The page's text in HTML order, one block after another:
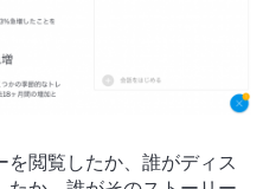
閲覧したか、誰がディス